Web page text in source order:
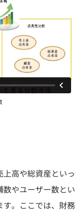
高や総資産といっ
やユーザー数とい
す。ここでは、財務